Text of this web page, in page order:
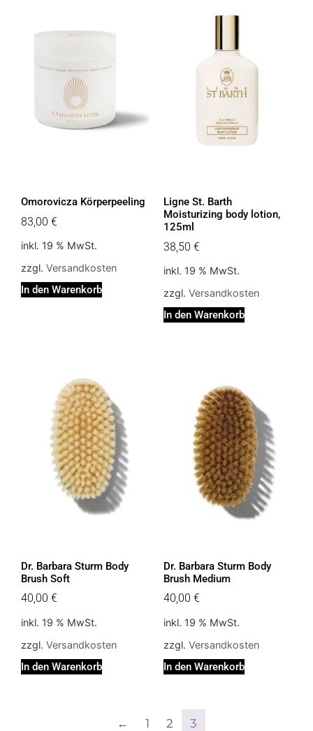
Omorovicza Körperpeeling
83,00 €
inkl. 19 % MwSt.
zzgl. Versandkosten
In den Warenkorb
Ligne St. Barth
Moisturizing body lotion,
125ml
38,50 €
inkl. 19 % MwSt.
zzgl. Versandkosten
In den Warenkorb
Dr. Barbara Sturm Body
Brush Soft
40,00 €
inkl. 19 % MwSt.
zzgl. Versandkosten
In den Warenkorb
Dr. Barbara Sturm Body
Brush Medium
40,00 €
inkl. 19 % MwSt.
zzgl. Versandkosten
In den Warenkorb
← 1 2 3